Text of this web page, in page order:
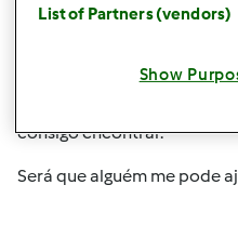
pesquisei muito o site....
Ando a procura de uma
era um molho para fazer
certeza se era frango
consigo encontrar.
Será que alguém me pode
List of Partners (vendors)
Show